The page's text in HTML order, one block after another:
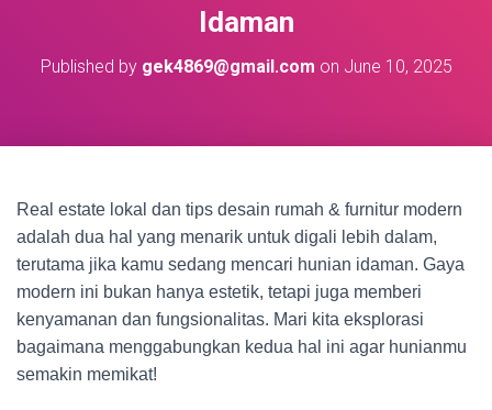
Idaman
Published by gek4869@gmail.com on June 10, 2025
Real estate lokal dan tips desain rumah & furnitur modern
adalah dua hal yang menarik untuk digali lebih dalam,
terutama jika kamu sedang mencari hunian idaman. Gaya
modern ini bukan hanya estetik, tetapi juga memberi
kenyamanan dan fungsionalitas. Mari kita eksplorasi
bagaimana menggabungkan kedua hal ini agar hunianmu
semakin memikat!